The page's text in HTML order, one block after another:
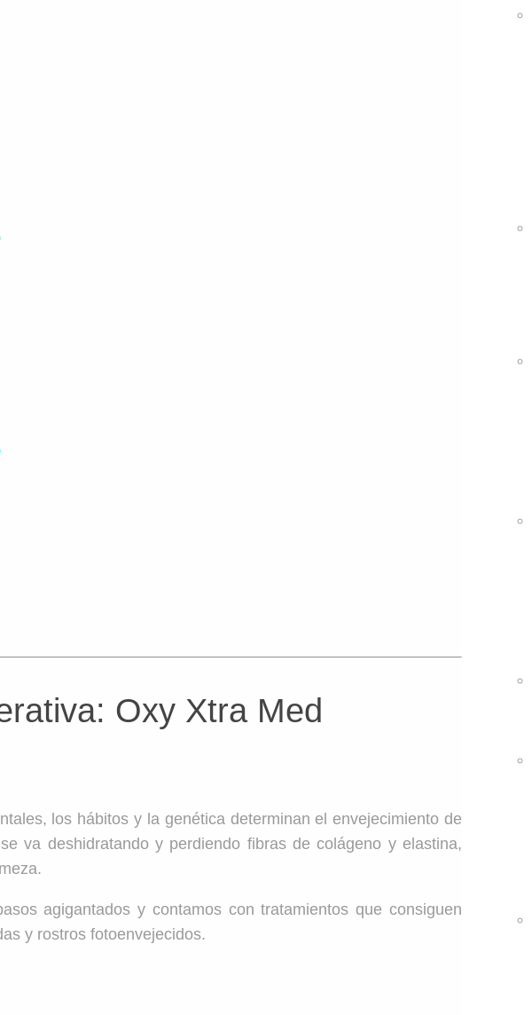
Oxy Xtra Med
los hábitos y la genética determinan el envejecimiento de
va deshidratando y perdiendo fibras de colágeno y elastina,
agigantados y contamos con tratamientos que consiguen
y rostros fotoenvejecidos.